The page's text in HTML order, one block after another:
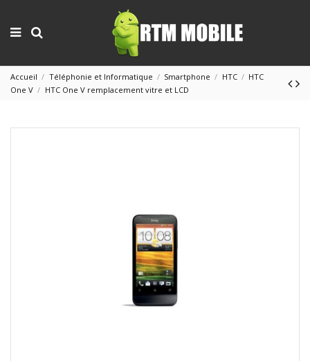
Accueil Téléphonie et Informatique Smartphone HTC
HTC
One V
HTC One V remplacement vitre et LCD